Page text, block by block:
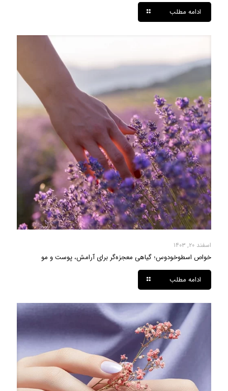
ادامه مطلب
اسفند ۲۰, ۱۴۰۳
خواص اسطوخودوس؛ گیاهی معجزه‌گر برای آرامش، پوست و مو
ادامه مطلب